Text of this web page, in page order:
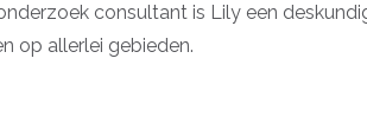
consultant is Lily een
op allerlei gebieden.